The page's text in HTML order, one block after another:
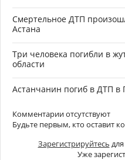
Смертельное ДТП
Астана
Три человека погибли в
области
Астанчанин погиб в ДТП в
Комментарии отсутствуют
Будьте первым, кто оставит
Зарегистрируйтесь
Уже